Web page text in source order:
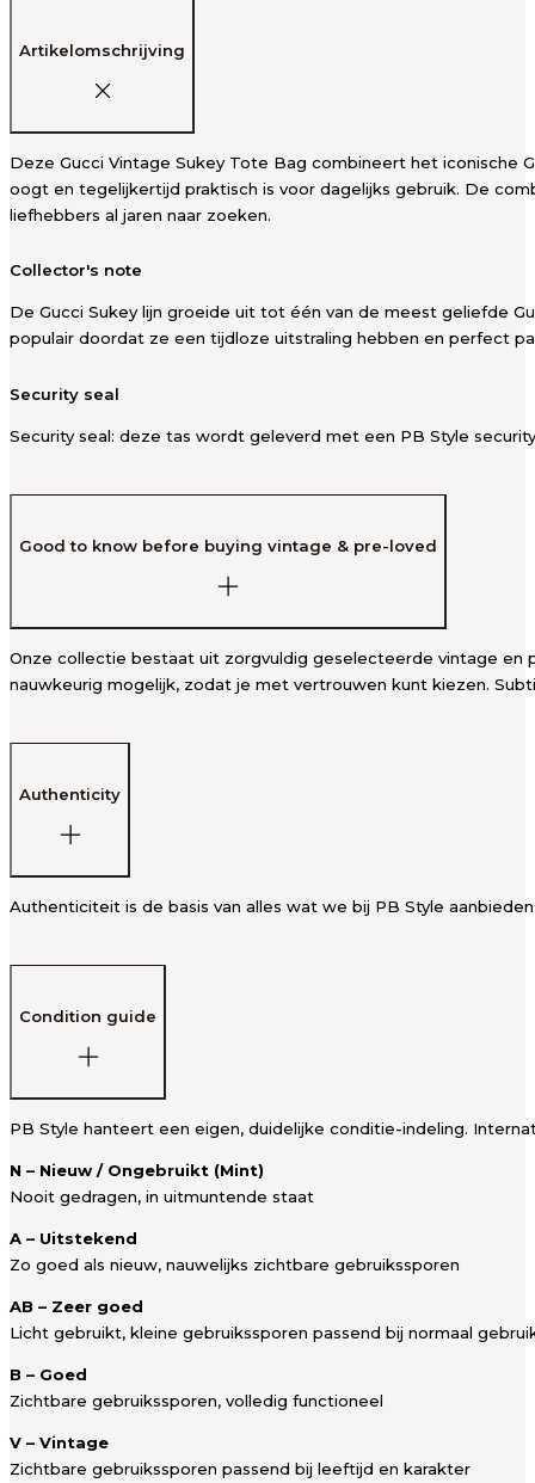
Artikelomschrijving
Deze Gucci Vintage Sukey Tote Bag combineert het iconische
oogt en tegelijkertijd praktisch is voor dagelijks gebruik. De
liefhebbers al jaren naar zoeken.
Collector's note
De Gucci Sukey lijn groeide uit tot één van de meest geliefde
populair doordat ze een tijdloze uitstraling hebben en perfect
Security seal
Security seal: deze tas wordt geleverd met een PB Style
Good to know before buying vintage & pre-loved
Onze collectie bestaat uit zorgvuldig geselecteerde vintage en
nauwkeurig mogelijk, zodat je met vertrouwen kunt kiezen.
Authenticity
Authenticiteit is de basis van alles wat we bij PB Style
Condition guide
PB Style hanteert een eigen, duidelijke conditie-indeling.
N – Nieuw / Ongebruikt (Mint)
Nooit gedragen, in uitmuntende staat
A – Uitstekend
Zo goed als nieuw, nauwelijks zichtbare gebruikssporen
AB – Zeer goed
Licht gebruikt, kleine gebruikssporen passend bij normaal
B – Goed
Zichtbare gebruikssporen, volledig functioneel
V – Vintage
Zichtbare gebruikssporen passend bij leeftijd en karakter